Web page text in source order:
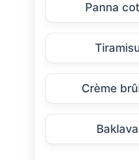
Panna
Crème
Baklava